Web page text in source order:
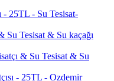
- 25TL - Su Tesisat-
Su Tesisat & Su kaçağı
& Su Tesisat & Su
- 25TL - Ozdemir